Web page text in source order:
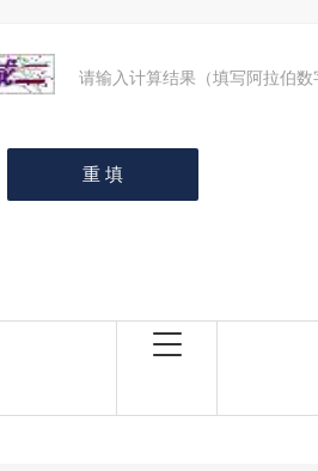
请输入计算结果（填写阿拉伯